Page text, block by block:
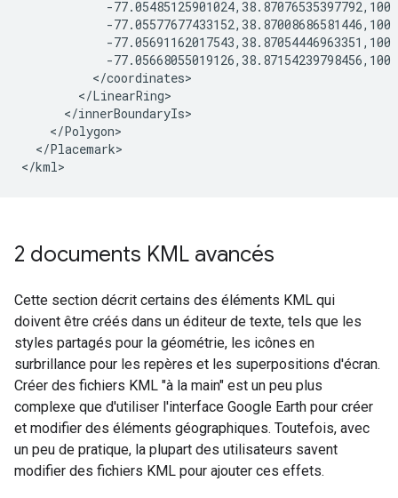
            -77.05485125901024,38.87076535397792,100
            -77.05577677433152,38.87008686581446,100
            -77.05691162017543,38.87054446963351,100
            -77.05668055019126,38.87154239798456,100
          </coordinates>
        </LinearRing>
      </innerBoundaryIs>
    </Polygon>
  </Placemark>
2 documents KML avancés
Cette section décrit certains des éléments KML qui
doivent être créés dans un éditeur de texte, tels que les
styles partagés pour la géométrie, les icônes en
surbrillance pour les repères et les superpositions d'écran.
Créer des fichiers KML "à la main" est un peu plus
complexe que d'utiliser l'interface Google Earth pour créer
et modifier des éléments géographiques. Toutefois, avec
un peu de pratique, la plupart des utilisateurs savent
modifier des fichiers KML pour ajouter ces effets.